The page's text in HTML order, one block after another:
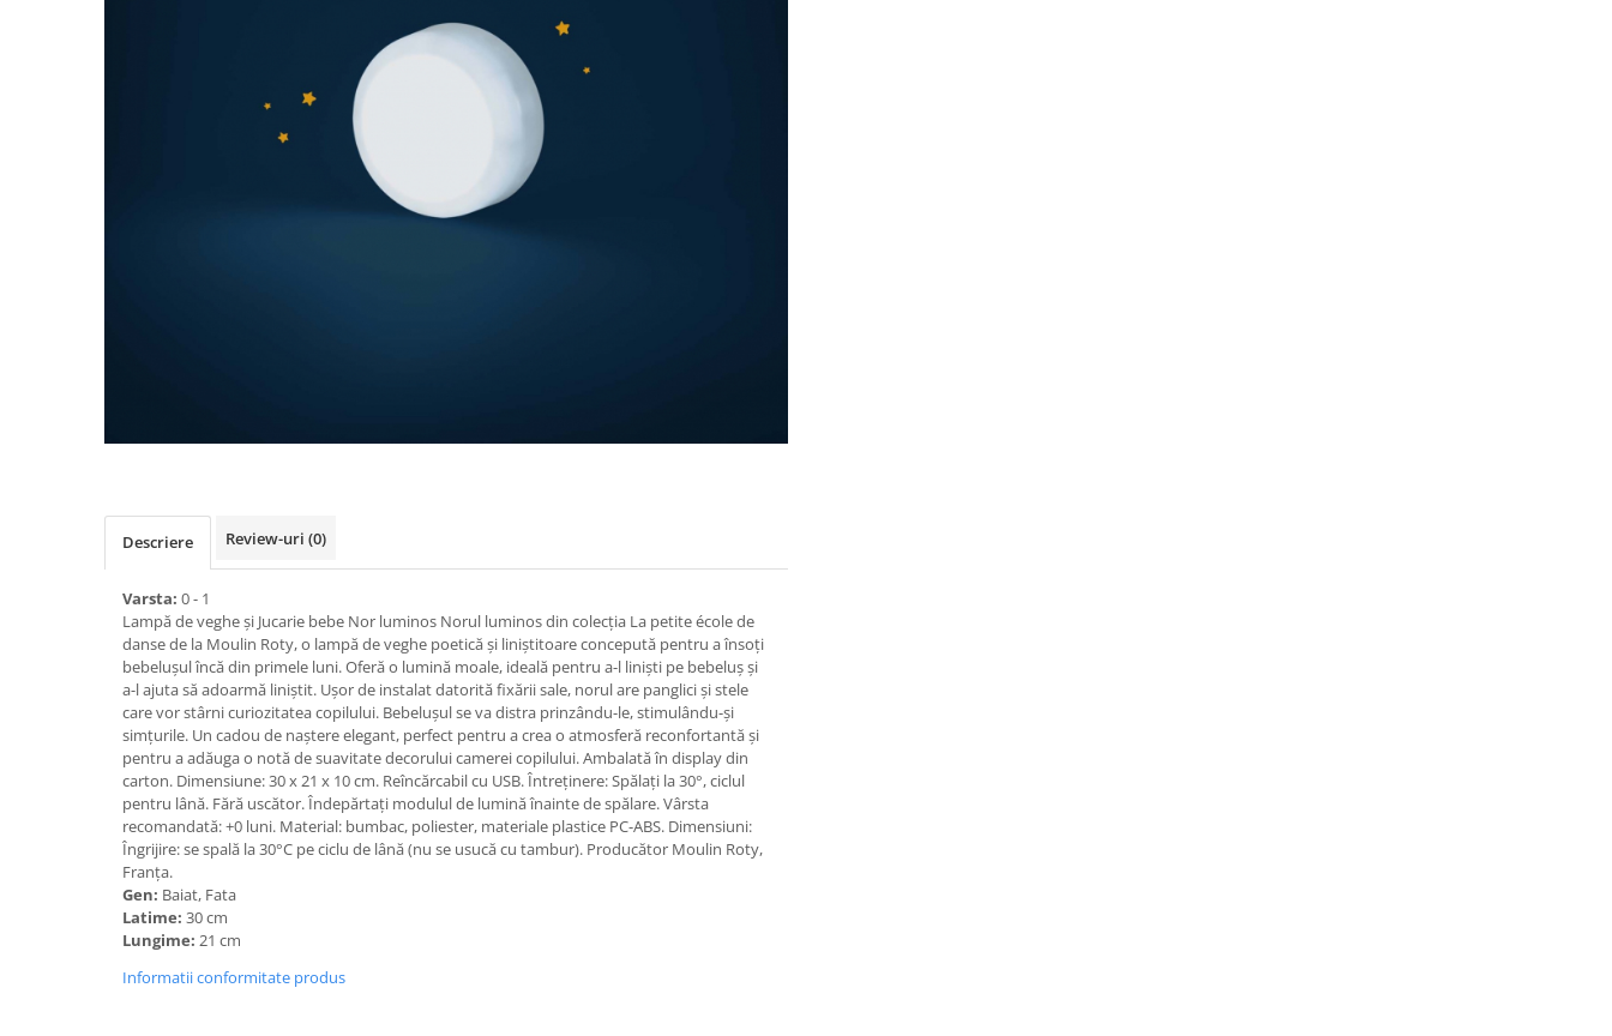
Descriere Review-uri (0)
Varsta: 0 - 1
Lampă de veghe și Jucarie bebe Nor luminos Norul luminos din colecția La petite école de
danse de la Moulin Roty, o lampă de veghe poetică și liniștitoare concepută pentru a însoți
bebelușul încă din primele luni. Oferă o lumină moale, ideală pentru a-l liniști pe bebeluș și
a-l ajuta să adoarmă liniștit. Ușor de instalat datorită fixării sale, norul are panglici și stele
care vor stârni curiozitatea copilului. Bebelușul se va distra prinzându-le, stimulându-și
simțurile. Un cadou de naștere elegant, perfect pentru a crea o atmosferă reconfortantă și
pentru a adăuga o notă de suavitate decorului camerei copilului. Ambalată în display din
carton. Dimensiune: 30 x 21 x 10 cm. Reîncărcabil cu USB. Întreținere: Spălați la 30°, ciclul
pentru lână. Fără uscător. Îndepărtați modulul de lumină înainte de spălare. Vârsta
recomandată: +0 luni. Material: bumbac, poliester, materiale plastice PC-ABS. Dimensiuni:
Îngrijire: se spală la 30°C pe ciclu de lână (nu se usucă cu tambur). Producător Moulin Roty,
Franța.
Gen: Baiat, Fata
Latime: 30 cm
Lungime: 21 cm
Informatii conformitate produs